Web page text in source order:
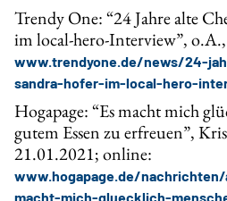
Trendy One: “24 Jahre alte
im local-hero-Interview”,
www.trendyone.de/news/24-
sandra-hofer-im-local-hero-
Hogapage: “Es macht mich
gutem Essen zu erfreuen”,
21.01.2021; online:
www.hogapage.de/
macht-mich-gluecklich-